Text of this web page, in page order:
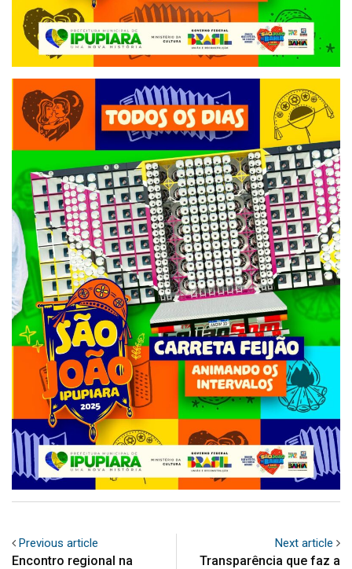
Previous article
Encontro regional na
Next article
Transparência que faz a